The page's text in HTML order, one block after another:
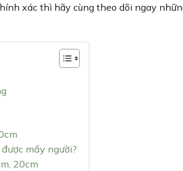
xác thì hãy cùng theo dõi ngay
mấy người?
20cm